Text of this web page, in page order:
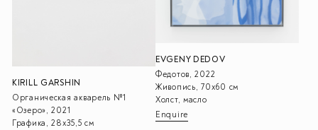
KIRILL GARSHIN
Органическая акварель №1
«Озеро», 2021
Графика, 28х35,5 см
EVGENY DEDOV
Федотов, 2022
Живопись, 70х60 см
Холст, масло
Enquire